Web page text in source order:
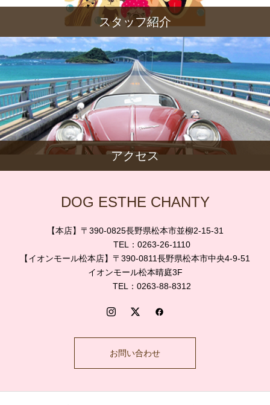
スタッフ紹介
アクセス
DOG ESTHE CHANTY
【本店】〒390-0825長野県松本市並柳2-15-31
TEL：0263-26-1110
【イオンモール松本店】〒390-0811長野県松本市中央4-9-51
イオンモール松本晴庭3F
TEL：0263-88-8312
お問い合わせ